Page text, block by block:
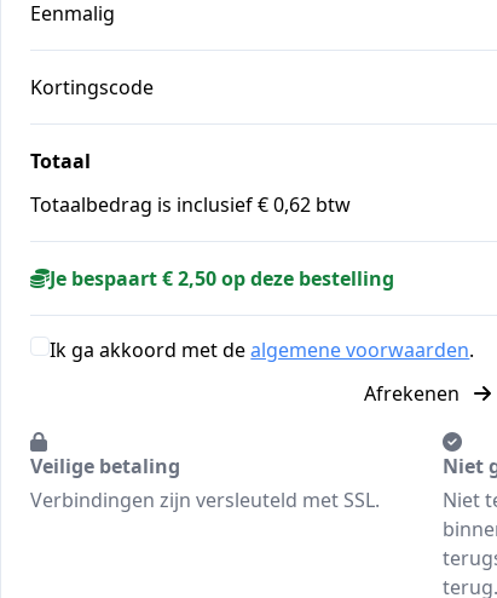
Eenmalig
Kortingscode
Totaal
Totaalbedrag is inclusief € 0,62 btw
Je bespaart € 2,50 op deze bestelling
Ik ga akkoord met dealgemene voorwaarden.
Afrekenen
Veilige betaling
Verbindingen zijn versleuteld met SSL.
Niet
Niet